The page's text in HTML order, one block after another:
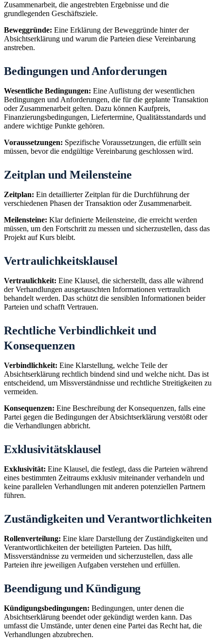
Zusammenarbeit, die angestrebten Ergebnisse und die
grundlegenden Geschäftsziele.
Beweggründe: Eine Erklärung der Beweggründe hinter der
Absichtserklärung und warum die Parteien diese Vereinbarung
anstreben.
Bedingungen und Anforderungen
Wesentliche Bedingungen: Eine Auflistung der wesentlichen
Bedingungen und Anforderungen, die für die geplante Transaktion
oder Zusammenarbeit gelten. Dazu können Kaufpreis,
Finanzierungsbedingungen, Liefertermine, Qualitätsstandards und
andere wichtige Punkte gehören.
Voraussetzungen: Spezifische Voraussetzungen, die erfüllt sein
müssen, bevor die endgültige Vereinbarung geschlossen wird.
Zeitplan und Meilensteine
Zeitplan: Ein detaillierter Zeitplan für die Durchführung der
verschiedenen Phasen der Transaktion oder Zusammenarbeit.
Meilensteine: Klar definierte Meilensteine, die erreicht werden
müssen, um den Fortschritt zu messen und sicherzustellen, dass das
Projekt auf Kurs bleibt.
Vertraulichkeitsklausel
Vertraulichkeit: Eine Klausel, die sicherstellt, dass alle während
der Verhandlungen ausgetauschten Informationen vertraulich
behandelt werden. Das schützt die sensiblen Informationen beider
Parteien und schafft Vertrauen.
Rechtliche Verbindlichkeit und
Konsequenzen
Verbindlichkeit: Eine Klarstellung, welche Teile der
Absichtserklärung rechtlich bindend sind und welche nicht. Das ist
entscheidend, um Missverständnisse und rechtliche Streitigkeiten zu
vermeiden.
Konsequenzen: Eine Beschreibung der Konsequenzen, falls eine
Partei gegen die Bedingungen der Absichtserklärung verstößt oder
die Verhandlungen abbricht.
Exklusivitätsklausel
Exklusivität: Eine Klausel, die festlegt, dass die Parteien während
eines bestimmten Zeitraums exklusiv miteinander verhandeln und
keine parallelen Verhandlungen mit anderen potenziellen Partnern
führen.
Zuständigkeiten und Verantwortlichkeiten
Rollenverteilung: Eine klare Darstellung der Zuständigkeiten und
Verantwortlichkeiten der beteiligten Parteien. Das hilft,
Missverständnisse zu vermeiden und sicherzustellen, dass alle
Parteien ihre jeweiligen Aufgaben verstehen und erfüllen.
Beendigung und Kündigung
Kündigungsbedingungen: Bedingungen, unter denen die
Absichtserklärung beendet oder gekündigt werden kann. Das
umfasst die Umstände, unter denen eine Partei das Recht hat, die
Verhandlungen abzubrechen.